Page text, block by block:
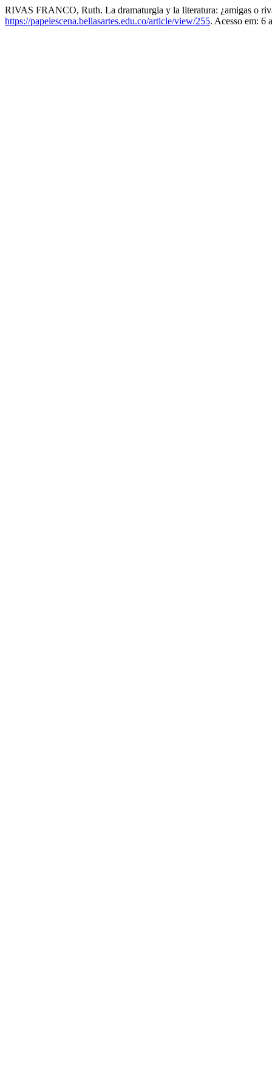
RIVAS FRANCO, Ruth. La dramaturgia y la literatura: ¿amigas o
https://papelescena.bellasartes.edu.co/article/view/255. Acesso em: 6